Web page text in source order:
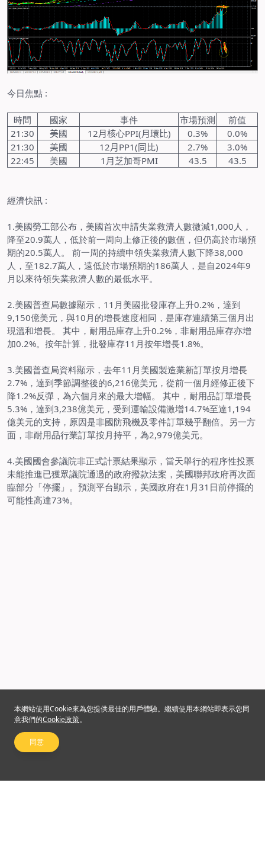
今日焦點 :
時間 國家 事件 市場預測
前值
21:30
美國 12月核心PPI(月環比) 0.3%
0.0%
21:30
美國 12月PP1(同比) 2.7%
3.0%
22:45
美國 1 月芝加哥PMI 43.5 43.5
經濟快訊 :
1.美國勞工部公布，美國首次申請失業救濟人數微減1,000 人，
降至20.9萬人，低於前一周向上修正後的數值，但仍高於市場預
期的20.5萬人。 前一周的持續申領失業救濟人數下降38,000
人，至182.7萬人，遠低於市場預期的186萬人，是自2024年9
月以來待領失業救濟人數的最低水平。
2.美國普查局數據顯示， 11 月美國批發庫存上升0.2% ，達到
9,150億美元，與10 月的增長速度相同，是庫存連續第三個月出
現溫和增長。 其中，耐用品庫存上升0.2% ，非耐用品庫存亦增
加0.2%。按年計算，批發庫存11 月按年增長1.8%。
3.美國普查局資料顯示，去年11 月美國製造業新訂單按月增長
2.7% ，達到季節調整後的6,216億美元，從前一個月經修正後下
降1.2%反彈，為六個月來的最大增幅。 其中，耐用品訂單增長
5.3% ，達到3,238億美元，受到運輸設備激增14.7%至達1,194
億美元的支持，原因是非國防飛機及零件訂單幾乎翻倍。另一方
面，非耐用品行業訂單按月持平，為2,979億美元。
4.美國國會參議院非正式計票結果顯示，當天舉行的程序性投票
未能推進已獲眾議院通過的政府撥款法案，美國聯邦政府再次面
臨部分「停擺」。預測平台顯示，美國政府在1 月31 日前停擺的
可能性高達73%。
本網站使用Cookie來為您提供最佳的用戶體驗。繼續使用本網站即表示您同
意我們的Cookie政策。
同意